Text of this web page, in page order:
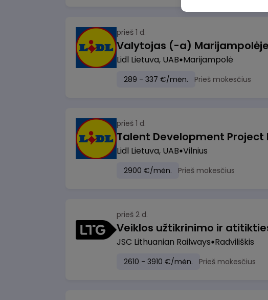
prieš 1 d.
Lidl Lietuva, UAB Marijampolė
289 - 337 €/mėn. Prieš mokesčius
prieš 1 d.
Lidl Lietuva, UAB Vilnius
2900 €/mėn. Prieš mokesčius
prieš 2 d.
JSC Lithuanian Railways Radviliškis
2610 - 3910 €/mėn. Prieš mokesčius